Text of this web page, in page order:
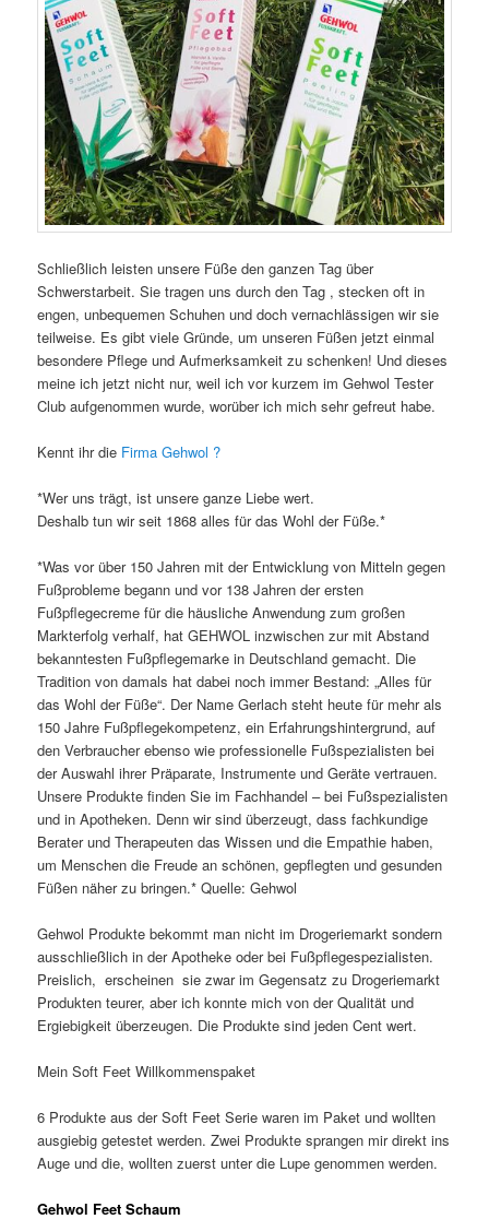
Schließlich leisten unsere Füße den ganzen Tag über
Schwerstarbeit. Sie tragen uns durch den Tag , stecken oft in
engen, unbequemen Schuhen und doch vernachlässigen wir sie
teilweise. Es gibt viele Gründe, um unseren Füßen jetzt einmal
besondere Pflege und Aufmerksamkeit zu schenken! Und dieses
meine ich jetzt nicht nur, weil ich vor kurzem im Gehwol Tester
Club aufgenommen wurde, worüber ich mich sehr gefreut habe.
Kennt ihr die Firma Gehwol ?
*Wer uns trägt, ist unsere ganze Liebe wert.
Deshalb tun wir seit 1868 alles für das Wohl der Füße.*
*Was vor über 150 Jahren mit der Entwicklung von Mitteln gegen
Fußprobleme begann und vor 138 Jahren der ersten
Fußpflegecreme für die häusliche Anwendung zum großen
Markterfolg verhalf, hat GEHWOL inzwischen zur mit Abstand
bekanntesten Fußpflegemarke in Deutschland gemacht. Die
Tradition von damals hat dabei noch immer Bestand: „Alles für
das Wohl der Füße“. Der Name Gerlach steht heute für mehr als
150 Jahre Fußpflegekompetenz, ein Erfahrungshintergrund, auf
den Verbraucher ebenso wie professionelle Fußspezialisten bei
der Auswahl ihrer Präparate, Instrumente und Geräte vertrauen.
Unsere Produkte finden Sie im Fachhandel – bei Fußspezialisten
und in Apotheken. Denn wir sind überzeugt, dass fachkundige
Berater und Therapeuten das Wissen und die Empathie haben,
um Menschen die Freude an schönen, gepflegten und gesunden
Füßen näher zu bringen.* Quelle: Gehwol
Gehwol Produkte bekommt man nicht im Drogeriemarkt sondern
ausschließlich in der Apotheke oder bei Fußpflegespezialisten.
Preislich, erscheinen sie zwar im Gegensatz zu Drogeriemarkt
Produkten teurer, aber ich konnte mich von der Qualität und
Ergiebigkeit überzeugen. Die Produkte sind jeden Cent wert.
Mein Soft Feet Willkommenspaket
6 Produkte aus der Soft Feet Serie waren im Paket und wollten
ausgiebig getestet werden. Zwei Produkte sprangen mir direkt ins
Auge und die, wollten zuerst unter die Lupe genommen werden.
Gehwol Feet Schaum